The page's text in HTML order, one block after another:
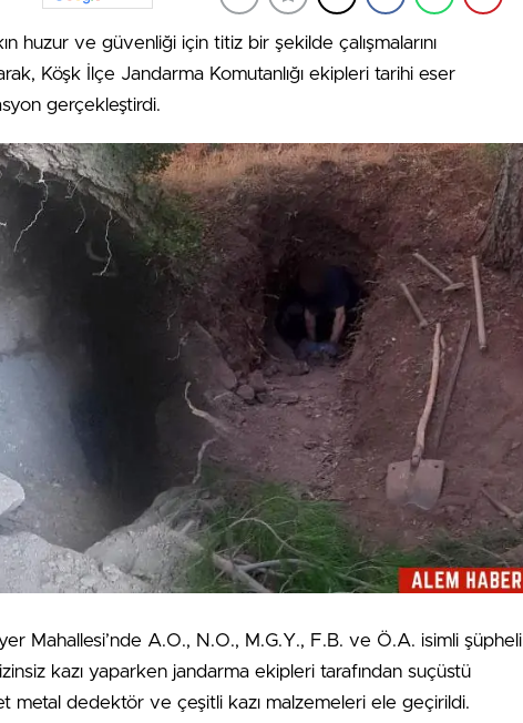
huzur ve güvenliği için titiz bir şekilde çalışmalarını
Köşk İlçe Jandarma Komutanlığı ekipleri tarihi eser
gerçekleştirdi.
Mahallesi’nde A.O., N.O., M.G.Y., F.B. ve Ö.A. isimli şüpheli
kazı yaparken jandarma ekipleri tarafından suçüstü
metal dedektör ve çeşitli kazı malzemeleri ele geçirildi.